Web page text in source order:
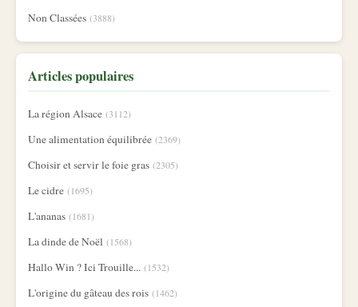
Non Classées (3888)
Articles populaires
La région Alsace (3112)
Une alimentation équilibrée (2369)
Choisir et servir le foie gras (2305)
Le cidre (1695)
L'ananas (1681)
La dinde de Noël (1568)
Hallo Win ? Ici Trouille... (1532)
L'origine du gâteau des rois (1462)